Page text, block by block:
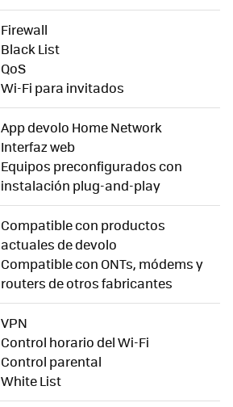
Firewall
Black List
QoS
Wi-Fi para invitados
App devolo Home Network
Interfaz web
Equipos preconfigurados con
instalación plug-and-play
Compatible con productos
actuales de devolo
Compatible con ONTs, módems y
routers de otros fabricantes
VPN
Control horario del Wi-Fi
Control parental
White List